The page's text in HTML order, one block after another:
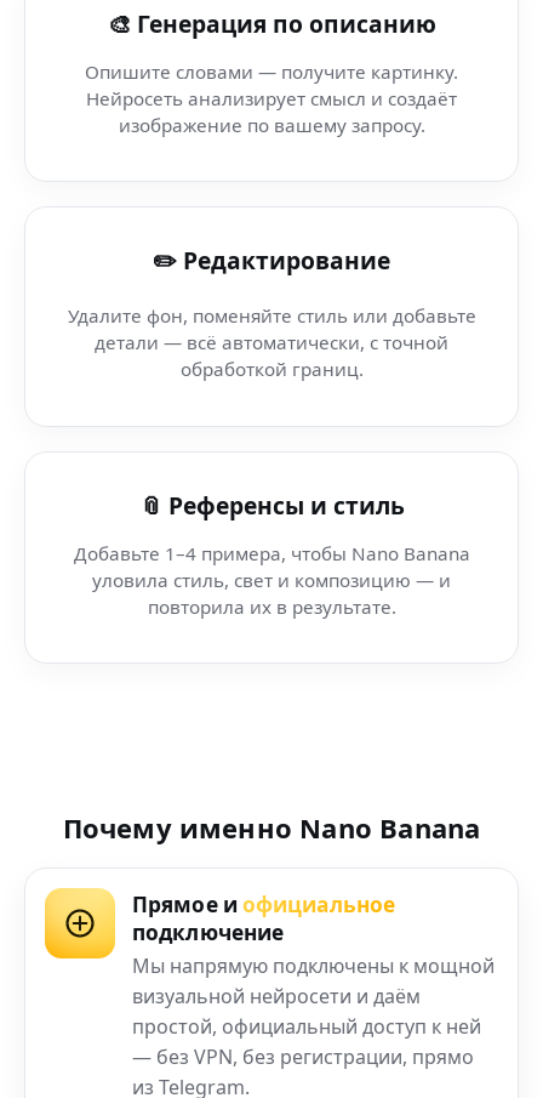
AI генератор обоев (Notion Calendar) — как создать
Видео фон (loop) — AI Superplatform — для
Видео фон (loop) (MP4) — как создать визуал за минуту
Видео фон (loop) (платформа без ограничений) — AI-
🎨 Генерация по описанию
Опишите словами — получите картинку.
Нейросеть анализирует смысл и создаёт
изображение по вашему запросу.
✏️ Редактирование
Удалите фон, поменяйте стиль или добавьте
детали — всё автоматически, с точной
обработкой границ.
📎 Референсы и стиль
Добавьте 1–4 примера, чтобы Nano Banana
уловила стиль, свет и композицию — и
повторила их в результате.
Почему именно Nano Banana
Прямое и официальное
подключение
Мы напрямую подключены к мощной
визуальной нейросети и даём
простой, официальный доступ к ней
— без VPN, без регистрации, прямо
из Telegram.